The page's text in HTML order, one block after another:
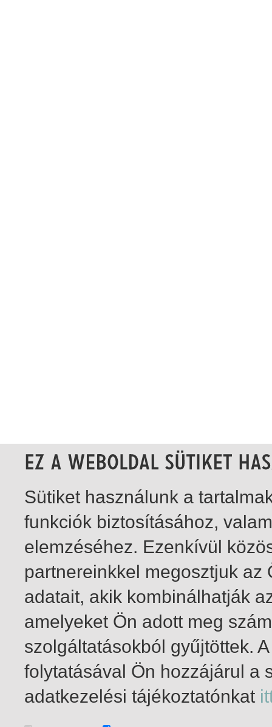
1-1 / insgesamt 1 Treffer
Sütiket használunk a
funkciók biztosításához,
elemzéséhez. Ezenkívül
partnereinkkel megosztjuk
adatait, akik kombinálhatják
amelyeket Ön adott meg
szolgáltatásokból gyűjtöttek.
folytatásával Ön hozzájárul a
adatkezelési tájékoztatónkat